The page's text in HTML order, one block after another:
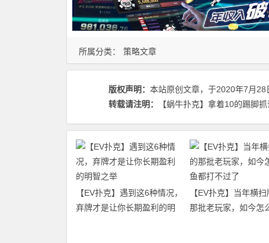
所属分类： 策略文章
版权声明： 本站原创文章，于2020年7月28
转载请注明：
【蜗牛扑克】拿着10的踢脚
【EV扑克】遇到这6种情况，
弃牌才是让你长期盈利的明
【EV扑克】当年横
那批老玩家，如今怎